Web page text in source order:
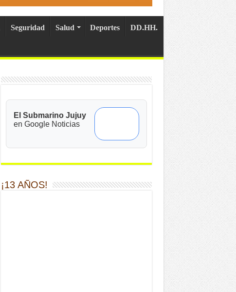
Seguridad Salud Deportes DD.HH.
El Submarino Jujuy
en Google Noticias
¡13 AÑOS!